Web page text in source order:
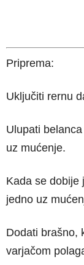
Priprema:
Uključiti rernu
Ulupati
uz mućenje.
Kada se dobije
jedno uz
Dodati brašno,
varjačom